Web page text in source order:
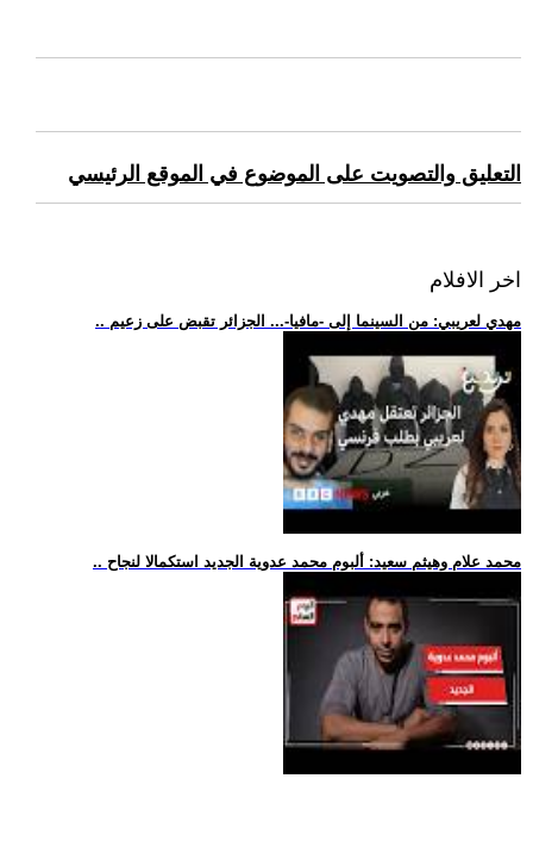
التعليق والتصويت على الموضوع في الموقع الرئيسي
اخر الافلام
.. مهدي لعريبي: من السينما إلى -مافيا-... الجزائر تقبض على زعيم
.. محمد علام وهيثم سعيد: ألبوم محمد عدوية الجديد استكمالا لنجاح